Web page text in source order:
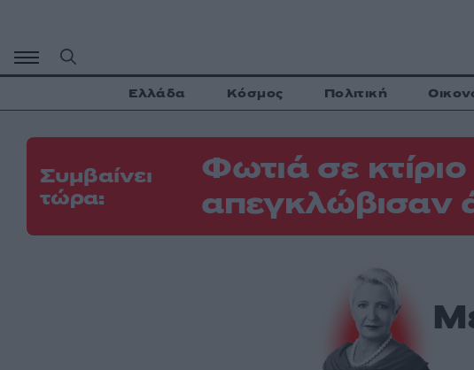
περιεχόμενο
Ελλάδα Κόσμος Πολιτική
Συμβαίνει
τώρα:
Φωτιά σε
απεγκλώβισαν